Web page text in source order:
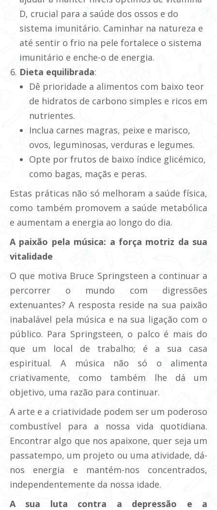
D, crucial para a saúde dos ossos e do
sistema imunitário. Caminhar na natureza e
até sentir o frio na pele fortalece o sistema
imunitário e enche-o de energia.
Dieta equilibrada:
Dê prioridade a alimentos com baixo teor
de hidratos de carbono simples e ricos em
nutrientes.
Inclua carnes magras, peixe e marisco,
ovos, leguminosas, verduras e legumes.
Opte por frutos de baixo índice glicémico,
como bagas, maçãs e peras.
Estas práticas não só melhoram a saúde física,
como também promovem a saúde metabólica
e aumentam a energia ao longo do dia.
A paixão pela música: a força motriz da sua
vitalidade
O que motiva Bruce Springsteen a continuar a
percorrer o mundo com digressões
extenuantes? A resposta reside na sua paixão
inabalável pela música e na sua ligação com o
público. Para Springsteen, o palco é mais do
que um local de trabalho; é a sua casa
espiritual. A música não só o alimenta
criativamente, como também lhe dá um
objetivo, uma razão para continuar.
A arte e a criatividade podem ser um poderoso
combustível para a nossa vida quotidiana.
Encontrar algo que nos apaixone, quer seja um
passatempo, um projeto ou uma atividade, dá-
nos energia e mantém-nos concentrados,
independentemente da nossa idade.
A sua luta contra a depressão e a